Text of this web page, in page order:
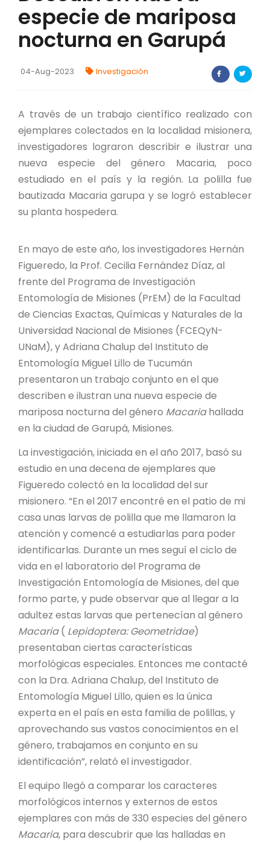
FORTALECIMIENTO DE RECURSOS
ALIMENTICIOS
BIODIVERSIDAD Y ALIMENTACIÓN
INVENTARIO DE LA BIODIVERSIDAD MISIONERA
investigadores
FORMULARIO DE REGISTRO DE
INVESTIGADORES
AUTORIZACIONES
PROGRAMAS Y PROYECTOS
PROGRAMAS
PROYECTO ÁGUILAS DE MISIONES
MONUMENTOS NATURALES
REPOSITORIO
CONTACTO
especie de mariposa
nocturna en Garupá
04-Aug-2023 Investigación
A través de un trabajo científico realizado con
ejemplares colectados en la localidad misionera,
investigadores lograron describir e ilustrar una
nueva especie del género Macaria, poco
estudiado en el país y la región. La polilla fue
bautizada Macaria garupa y se logró establecer
su planta hospedera.
En mayo de este año, los investigadores Hernán
Figueredo, la Prof. Cecilia Fernández Díaz, al
frente del Programa de Investigación
Entomología de Misiones (PrEM) de la Facultad
de Ciencias Exactas, Químicas y Naturales de la
Universidad Nacional de Misiones (FCEQyN-
UNaM), y Adriana Chalup del Instituto de
Entomología Miguel Lillo de Tucumán
presentaron un trabajo conjunto en el que
describen e ilustran una nueva especie de
mariposa nocturna del género Macariahallada
en la ciudad de Garupá, Misiones.
La investigación, iniciada en el año 2017, basó su
estudio en una decena de ejemplares que
Figueredo colectó en la localidad del sur
misionero. “En el 2017 encontré en el patio de mi
casa unas larvas de polilla que me llamaron la
atención y comencé a estudiarlas para poder
identificarlas. Durante un mes seguí el ciclo de
vida en el laboratorio del Programa de
Investigación Entomología de Misiones, del que
formo parte, y pude observar que al llegar a la
adultez estas larvas que pertenecían al género
Macaria( Lepidoptera: Geometridae)
presentaban ciertas características
morfológicas especiales. Entonces me contacté
con la Dra. Adriana Chalup, del Instituto de
Entomología Miguel Lillo, quien es la única
experta en el país en esta familia de polillas, y
aprovechando sus vastos conocimientos en el
género, trabajamos en conjunto en su
identificación”, relató el investigador.
El equipo llegó a comparar los caracteres
morfológicos internos y externos de estos
ejemplares con más de 330 especies del género
Macaria, para descubrir que las halladas en